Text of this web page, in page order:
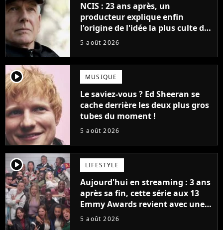
NCIS : 23 ans après, un
producteur explique enfin
l'origine de l'idée la plus culte de
la série (et on ne parle pas du
5 août 2026
player2 MUSIQUE
Le saviez-vous ? Ed Sheeran se
cache derrière les deux plus gros
tubes du moment !
5 août 2026
player2 LIFESTYLE
Aujourd'hui en streaming : 3 ans
après sa fin, cette série aux 13
Emmy Awards revient avec une
suite... totalement différente
5 août 2026